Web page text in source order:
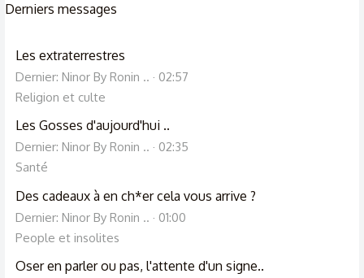
Derniers messages
Les extraterrestres
Dernier: Ninor By Ronin ..
02:57
Religion et culte
Les Gosses d'aujourd'hui ..
Dernier: Ninor By Ronin ..
02:35
Santé
Des cadeaux à en ch*er cela vous arrive ?
Dernier: Ninor By Ronin ..
01:00
People et insolites
Oser en parler ou pas, l'attente d'un signe..